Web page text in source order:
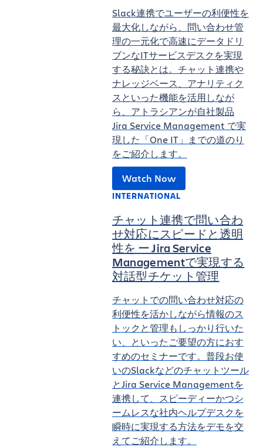
Slack連携でユーザーの利便性を
最大化しながら、問い合わせ管
理の一元化で高速にデータドリ
ブンなITサービスデスクを実現
する秘訣とは。チャット連携や
ナレッジベース、アナリティク
スといった機能を活用しなが
ら、アトラシアンが自社製品
Jira Service Management で実
現した「One IT」までの道のり
をご紹介します。
Watch Now
INTERNATIONAL
チャット連携で問い合わ
せ対応にスピードと透明
性を ー Jira Service
Managementで実現する
対話型チケット管理
チャットでの問い合わせ対応の
利便性を活かしながら情報のス
トックと管理もしっかり行いた
い、といったご要望の方におす
すめのセミナーです。普段お使
いのSlackなどのチャットツール
とJira Service Managementを
連携して、スピーディーかつシ
ームレスな社内ヘルプデスクを
瞬時に実現する方法をデモを交
えてご紹介します。